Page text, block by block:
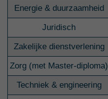
Energie & duurzaamheid
Juridisch
Zakelijke dienstverlening
Zorg (met Master-diploma)
Techniek & engineering